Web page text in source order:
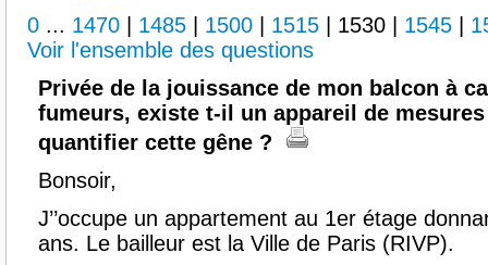
0 ... 1470 1485 1500 1515 1530 1545
Voir l'ensemble des questions
Privée de la jouissance de mon balcon à
fumeurs, existe t-il un appareil de
quantifier cette gêne ?
Bonsoir,
J’’occupe un appartement au 1er étage
ans. Le bailleur est la Ville de Paris (RIVP).